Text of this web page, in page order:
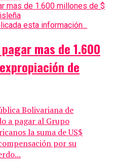
esta información...
mas de 1.600
de
Bolivariana de
a pagar al Grupo
la suma de US$
por su